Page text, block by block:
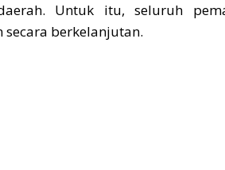
Untuk itu, seluruh
berkelanjutan.